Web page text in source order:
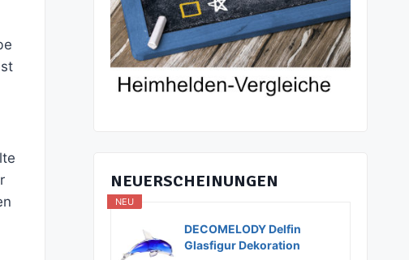
NEUERSCHEINUNGEN
NEU
DECOMELODY Delfin
Glasfigur Dekoration